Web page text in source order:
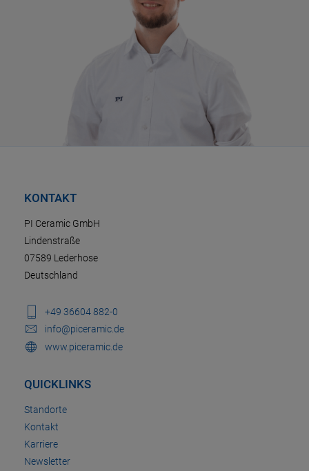
KONTAKT
PI Ceramic GmbH
Lindenstraße
07589 Lederhose
Deutschland
+49 36604 882-0
info@piceramic.de
www.piceramic.de
QUICKLINKS
Standorte
Kontakt
Karriere
Newsletter